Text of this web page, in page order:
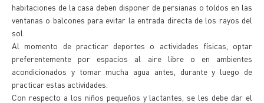
habitaciones de la casa deben disponer de persianas o toldos en las
ventanas o balcones para evitar la entrada directa de los rayos del
sol.
Al momento de practicar deportes o actividades físicas, optar
preferentemente por espacios al aire libre o en ambientes
acondicionados y tomar mucha agua antes, durante y luego de
practicar estas actividades.
Con respecto a los niños pequeños y lactantes, se les debe dar el